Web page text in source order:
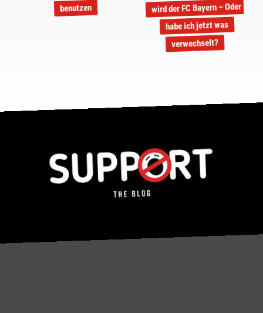
benutzen wird der FC Bayern – Oder
habe ich jetzt was
verwechselt?